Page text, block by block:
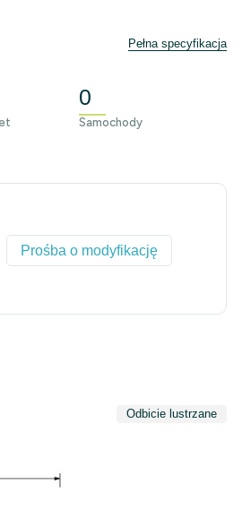
Pełna specyfikacja
0
Samochody
Prośba o modyfikację
Odbicie lustrzane